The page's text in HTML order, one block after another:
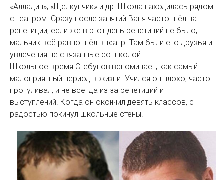
«Алладин», «Щелкунчик» и др. Школа находилась рядом
с театром. Сразу после занятий Ваня часто шёл на
репетиции, если же в этот день репетиций не было,
мальчик всё равно шёл в театр. Там были его друзья и
увлечения не связанные со школой.
Школьное время Стебунов вспоминает, как самый
малоприятный период в жизни. Учился он плохо, часто
прогуливал, и не всегда из-за репетиций и
выступлений. Когда он окончил девять классов, с
радостью покинул школьные стены.